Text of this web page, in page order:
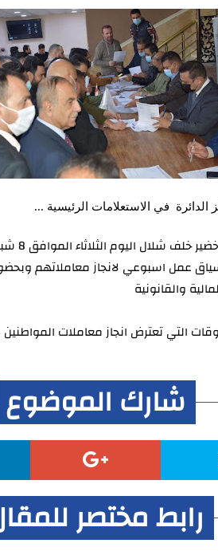
في الاستعلامات الرئيسية ...
عمل اسبوعي لانجاز معاملاتهم
والقانونية
التي تعترض انجاز معاملات
شارك الموضوع
رابط مختصر